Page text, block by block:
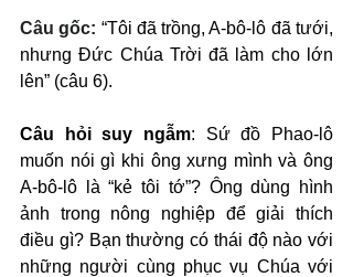
Câu gốc: “Tôi đã trồng, A-bô-lô đã tưới,
nhưng Đức Chúa Trời đã làm cho lớn
lên” (câu 6).
Câu hỏi suy ngẫm: Sứ đồ Phao-lô
muốn nói gì khi ông xưng mình và ông
A-bô-lô là “kẻ tôi tớ”? Ông dùng hình
ảnh trong nông nghiệp để giải thích
điều gì? Bạn thường có thái độ nào với
những người cùng phục vụ Chúa với